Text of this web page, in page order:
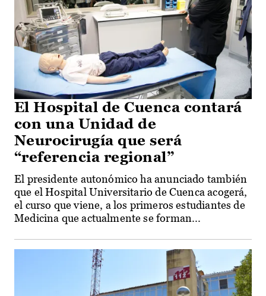
El Hospital de Cuenca contará
con una Unidad de
Neurocirugía que será
“referencia regional”
El presidente autonómico ha anunciado también
que el Hospital Universitario de Cuenca acogerá,
el curso que viene, a los primeros estudiantes de
Medicina que actualmente se forman...